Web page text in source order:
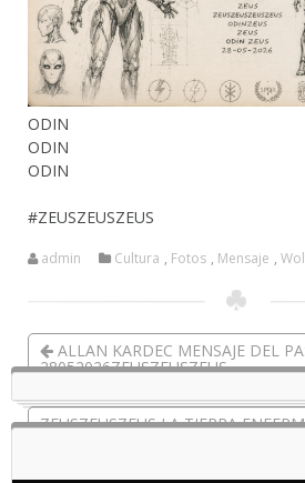
ODIN
ODIN
ODIN
#ZEUSZEUSZEUS
admin Cultura , Fotos , Mensaje ,
ALLAN KARDEC MENSAJE DEL
28052026ZEUSZEUSZEUS
ZEUSZEUSZEUS LA TIERRA